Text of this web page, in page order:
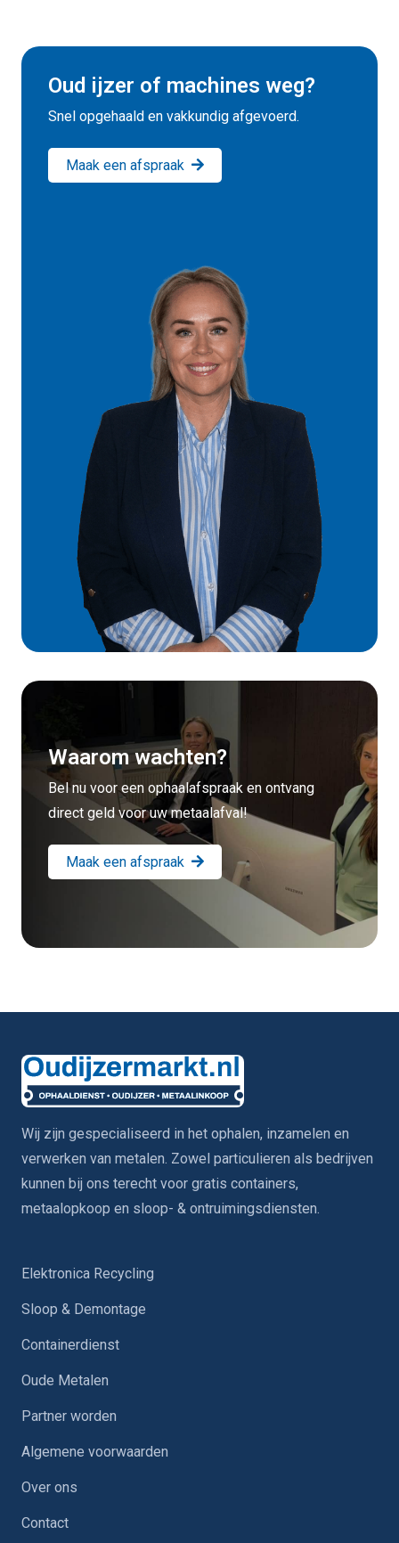
Oud ijzer of machines weg?
Snel opgehaald en vakkundig afgevoerd.
Maak een afspraak
Waarom wachten?
Bel nu voor een ophaalafspraak en ontvang
direct geld voor uw metaalafval!
Maak een afspraak
Wij zijn gespecialiseerd in het ophalen, inzamelen en
verwerken van metalen. Zowel particulieren als bedrijven
kunnen bij ons terecht voor gratis containers,
metaalopkoop en sloop- & ontruimingsdiensten.
Elektronica Recycling
Sloop & Demontage
Containerdienst
Oude Metalen
Partner worden
Algemene voorwaarden
Over ons
Contact